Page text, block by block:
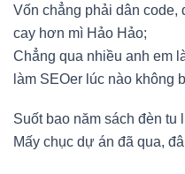
Vốn chẳng phải dân code,
cay hơn mì Hảo Hảo;
Chẳng qua nhiều anh em
làm SEOer lúc nào không
Suốt bao năm sách đèn tu
Mấy chục dự án đã qua,